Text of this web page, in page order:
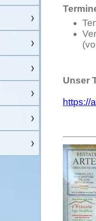
Unser
https://